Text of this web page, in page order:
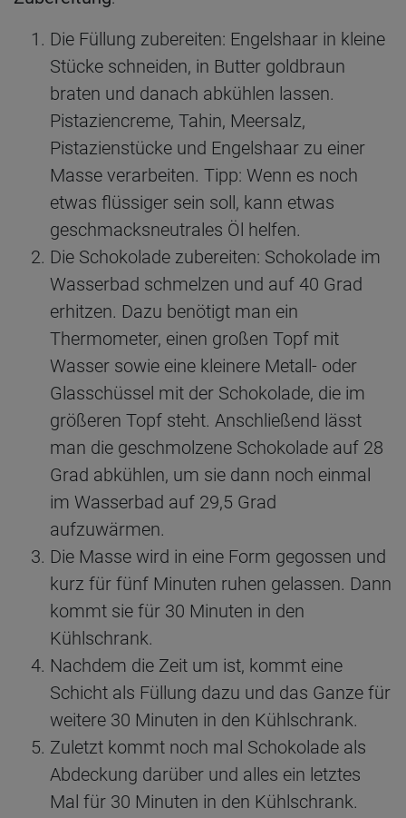
Die Füllung zubereiten: Engelshaar in kleine
Stücke schneiden, in Butter goldbraun
braten und danach abkühlen lassen.
Pistaziencreme, Tahin, Meersalz,
Pistazienstücke und Engelshaar zu einer
Masse verarbeiten. Tipp: Wenn es noch
etwas flüssiger sein soll, kann etwas
geschmacksneutrales Öl helfen.
Die Schokolade zubereiten: Schokolade im
Wasserbad schmelzen und auf 40 Grad
erhitzen. Dazu benötigt man ein
Thermometer, einen großen Topf mit
Wasser sowie eine kleinere Metall- oder
Glasschüssel mit der Schokolade, die im
größeren Topf steht. Anschließend lässt
man die geschmolzene Schokolade auf 28
Grad abkühlen, um sie dann noch einmal
im Wasserbad auf 29,5 Grad
aufzuwärmen.
Die Masse wird in eine Form gegossen und
kurz für fünf Minuten ruhen gelassen. Dann
kommt sie für 30 Minuten in den
Kühlschrank.
Nachdem die Zeit um ist, kommt eine
Schicht als Füllung dazu und das Ganze für
weitere 30 Minuten in den Kühlschrank.
Zuletzt kommt noch mal Schokolade als
Abdeckung darüber und alles ein letztes
Mal für 30 Minuten in den Kühlschrank.